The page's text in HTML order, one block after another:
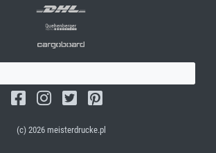
(c) 2026 meisterdrucke.pl